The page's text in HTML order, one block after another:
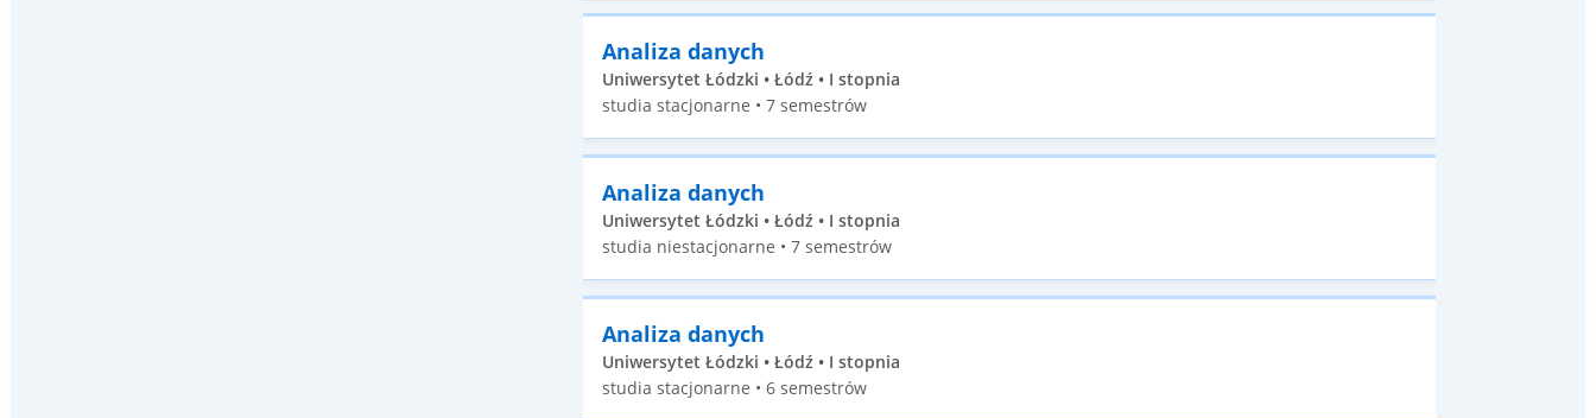
Analiza danych
Uniwersytet Łódzki • Łódź • I stopnia
studia stacjonarne • 7 semestrów
Analiza danych
Uniwersytet Łódzki • Łódź • I stopnia
studia niestacjonarne • 7 semestrów
Analiza danych
Uniwersytet Łódzki • Łódź • I stopnia
studia stacjonarne • 6 semestrów